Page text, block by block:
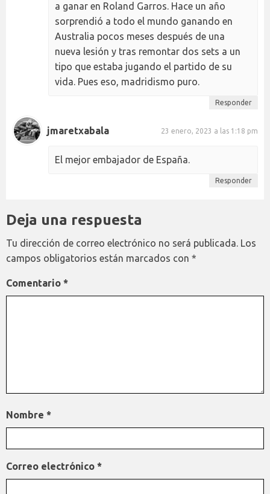
a ganar en Roland Garros. Hace un año
sorprendió a todo el mundo ganando en
Australia pocos meses después de una
nueva lesión y tras remontar dos sets a un
tipo que estaba jugando el partido de su
vida. Pues eso, madridismo puro.
Responder
jmaretxabala 23 enero, 2023 a las 1:18 pm
El mejor embajador de España.
Responder
Deja una respuesta
Tu dirección de correo electrónico no será publicada. Los
campos obligatorios están marcados con *
Comentario *
Nombre *
Correo electrónico *